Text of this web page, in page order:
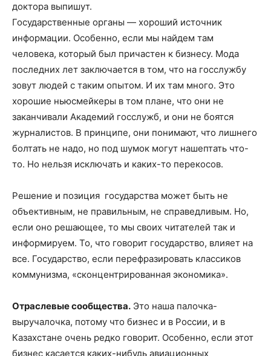
доктора выпишут.
Государственные органы — хороший источник
информации. Особенно, если мы найдем там
человека, который был причастен к бизнесу. Мода
последних лет заключается в том, что на госслужбу
зовут людей с таким опытом. И их там много. Это
хорошие ньюсмейкеры в том плане, что они не
заканчивали Академий госслужб, и они не боятся
журналистов. В принципе, они понимают, что лишнего
болтать не надо, но под шумок могут нашептать что-
то. Но нельзя исключать и каких-то перекосов.
Решение и позиция государства может быть не
объективным, не правильным, не справедливым. Но,
если оно решающее, то мы своих читателей так и
информируем. То, что говорит государство, влияет на
все. Государство, если перефразировать классиков
коммунизма, «сконцентрированная экономика».
Отраслевые сообщества. Это наша палочка-
выручалочка, потому что бизнес и в России, и в
Казахстане очень редко говорит. Особенно, если этот
бизнес касается каких-нибудь авиационных